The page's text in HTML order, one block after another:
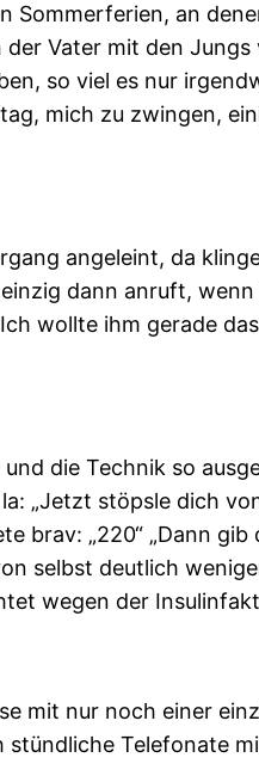
Sommerferien, an
Vater mit den
so viel es nur
mich zu zwingen,
angeleint, da
dann anruft,
wollte ihm gerade
die Technik so
„Jetzt stöpsle dich
brav: „220“ „Dann
selbst deutlich
wegen der
mit nur noch einer
Telefonate